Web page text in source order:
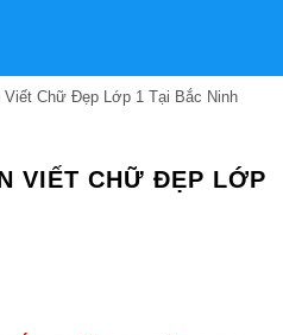
Chữ Đẹp Lớp 1 Tại Bắc Ninh
VIẾT CHỮ ĐẸP LỚP